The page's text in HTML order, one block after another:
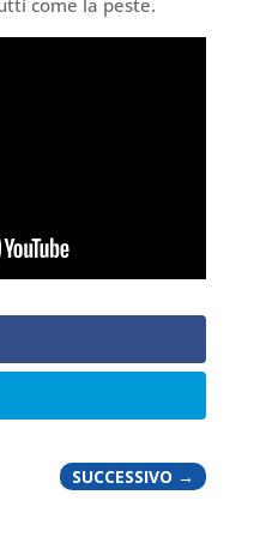
come la peste.
SUCCESSIVO →